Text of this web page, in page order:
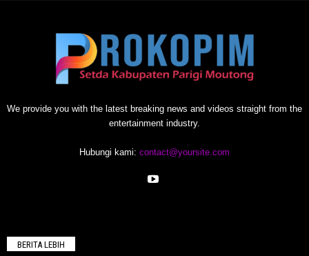
We provide you with the latest breaking news and videos straight from the
entertainment industry.
Hubungi kami: contact@yoursite.com
BERITA LEBIH